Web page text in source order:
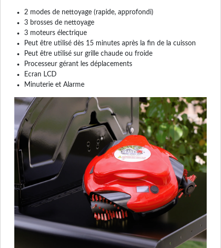
2 modes de nettoyage (rapide, approfondi)
3 brosses de nettoyage
3 moteurs électrique
Peut être utilisé dès 15 minutes après la fin de la cuisson
Peut être utilisé sur grille chaude ou froide
Processeur gérant les déplacements
Ecran LCD
Minuterie et Alarme